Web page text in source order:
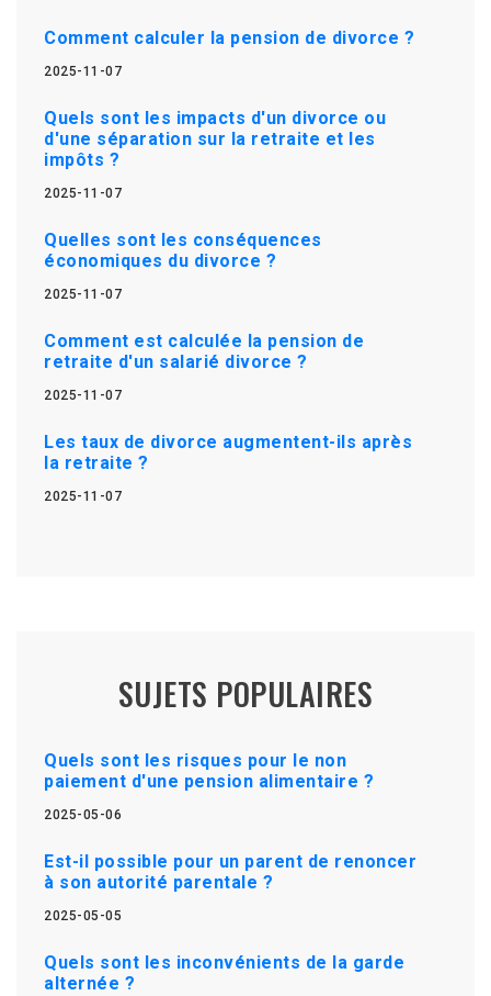
Comment calculer la pension de divorce ?
2025-11-07
Quels sont les impacts d'un divorce ou
d'une séparation sur la retraite et les
impôts ?
2025-11-07
Quelles sont les conséquences
économiques du divorce ?
2025-11-07
Comment est calculée la pension de
retraite d'un salarié divorce ?
2025-11-07
Les taux de divorce augmentent-ils après
la retraite ?
2025-11-07
SUJETS POPULAIRES
Quels sont les risques pour le non
paiement d'une pension alimentaire ?
2025-05-06
Est-il possible pour un parent de renoncer
à son autorité parentale ?
2025-05-05
Quels sont les inconvénients de la garde
alternée ?